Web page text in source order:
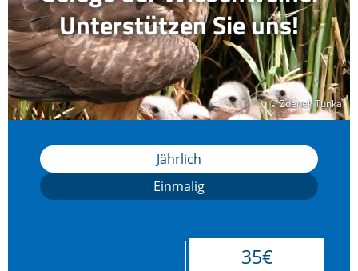
© Zdenek Tunka
© Zdenek Tunka
Unterstützen Sie uns!
Jährlich
Einmalig
35€